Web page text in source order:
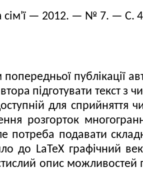
сім'ї — 2012. — № 7. — С.
публікації
підготувати
для
розгорток
потреба подавати
LaTeX графічний
опис